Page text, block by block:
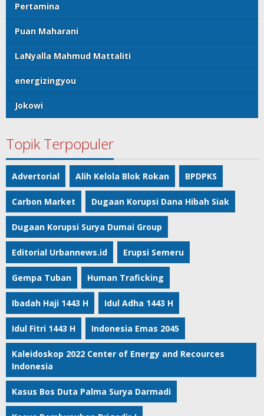
Pertamina
Puan Maharani
LaNyalla Mahmud Mattaliti
energizingyou
Jokowi
Topik Terpopuler
Advertorial Alih Kelola Blok Rokan BPDPKS
Carbon Market Dugaan Korupsi Dana Hibah Siak
Dugaan Korupsi Surya Dumai Group
Editorial Urbannews.id Erupsi Semeru
Gempa Tuban Human Traficking
Ibadah Haji 1443 H Idul Adha 1443 H
Idul Fitri 1443 H Indonesia Emas 2045
Kaleidoskop 2022 Center of Energy and Recources
Indonesia
Kasus Bos Duta Palma Surya Darmadi